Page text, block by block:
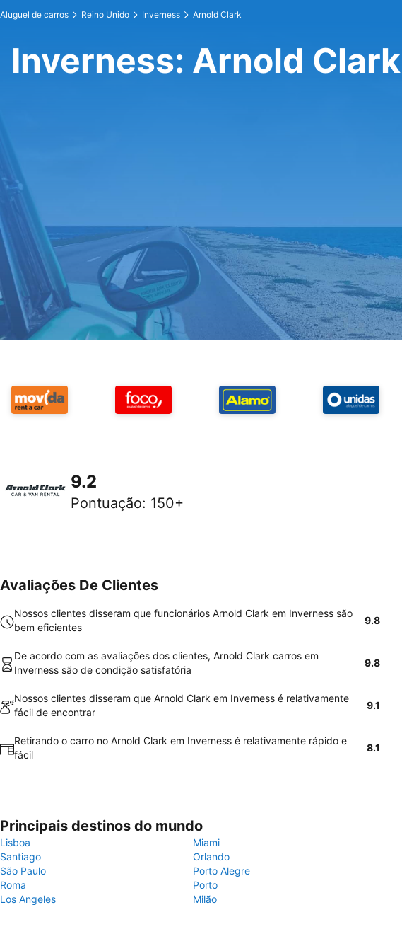
Aluguel de carros Reino Unido Inverness Arnold Clark
Inverness: Arnold Clark
9.2
Pontuação: 150+
Avaliações De Clientes
Nossos clientes disseram que funcionários Arnold Clark em Inverness são
bem eficientes
9.8
De acordo com as avaliações dos clientes, Arnold Clark carros em
Inverness são de condição satisfatória
9.8
Nossos clientes disseram que Arnold Clark em Inverness é relativamente
fácil de encontrar
9.1
Retirando o carro no Arnold Clark em Inverness é relativamente rápido e
fácil
8.1
Principais destinos do mundo
Lisboa
Miami
Santiago
Orlando
São Paulo
Porto Alegre
Roma
Porto
Los Angeles
Milão